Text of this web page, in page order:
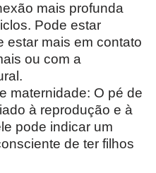
mais profunda
Pode estar
estar mais em contato
ou com a
maternidade: O pé de
à reprodução e à
pode indicar um
de ter filhos